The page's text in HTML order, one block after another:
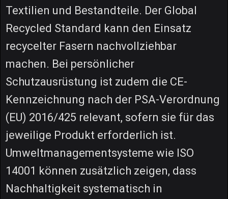
Textilien und Bestandteile. Der Global
Recycled Standard kann den Einsatz
recycelter Fasern nachvollziehbar
machen. Bei persönlicher
Schutzausrüstung ist zudem die CE-
Kennzeichnung nach der PSA-Verordnung
(EU) 2016/425 relevant, sofern sie für das
jeweilige Produkt erforderlich ist.
Umweltmanagementsysteme wie ISO
14001 können zusätzlich zeigen, dass
Nachhaltigkeit systematisch in